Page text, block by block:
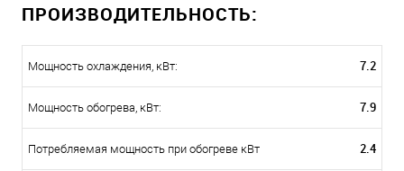
ПРОИЗВОДИТЕЛЬНОСТЬ:
Мощность охлаждения, кВт: 7.2
Мощность обогрева, кВт: 7.9
Потребляемая мощность при обогреве кВт 2.4